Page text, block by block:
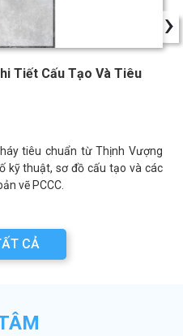
Tiết Cấu Tạo Và Tiêu
tiêu chuẩn từ Thịnh Vượng
kỹ thuật, sơ đồ cấu tạo và các
vẽ PCCC.
›
CẢ